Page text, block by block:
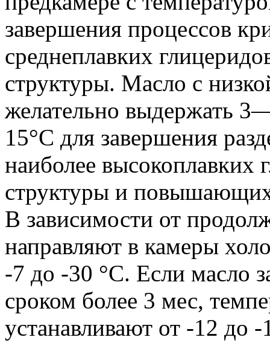
завершения процессов
среднеплавких
структуры. Масло с
желательно выдержать
15°С для завершения
наиболее высокоплавких
структуры и
В зависимости от
направляют в камеры
-7 до -30 °С. Если масло
сроком более 3 мес,
устанавливают от -12 до